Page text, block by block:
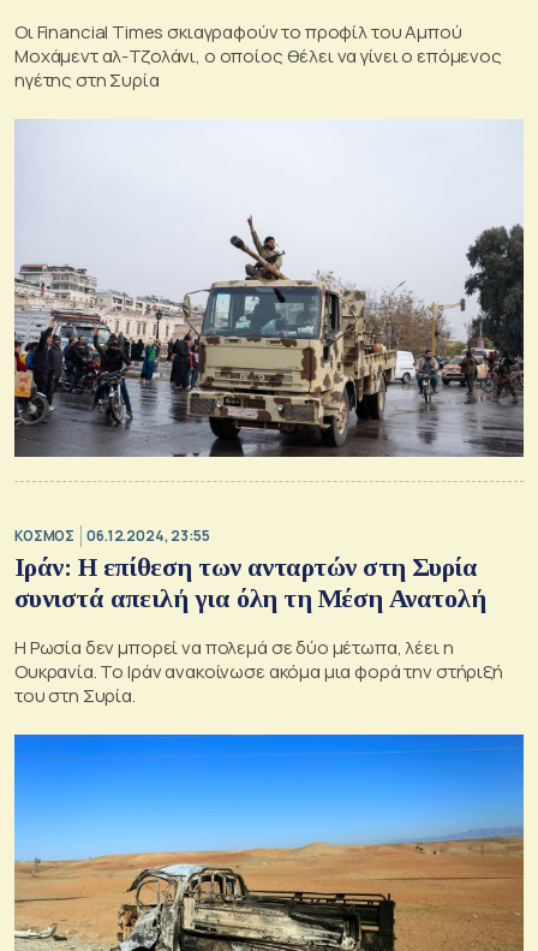
Οι Financial Times σκιαγραφούν το προφίλ του Αμπού
Μοχάμεντ αλ-Τζολάνι, ο οποίος θέλει να γίνει ο επόμενος
ηγέτης στη Συρία
ΚΟΣΜΟΣ 06.12.2024, 23:55
Ιράν: Η επίθεση των ανταρτών στη Συρία
συνιστά απειλή για όλη τη Μέση Ανατολή
Η Ρωσία δεν μπορεί να πολεμά σε δύο μέτωπα, λέει η
Ουκρανία. Το Ιράν ανακοίνωσε ακόμα μια φορά την στήριξή
του στη Συρία.